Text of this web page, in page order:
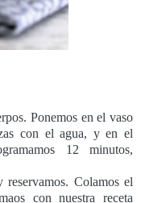
Ponemos en el vaso
con el agua, y en el
12 minutos,
reservamos. Colamos el
con nuestra receta